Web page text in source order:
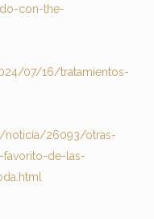
con-the-
07/16/tratamientos-
noticia/26093/otras-
de-las-